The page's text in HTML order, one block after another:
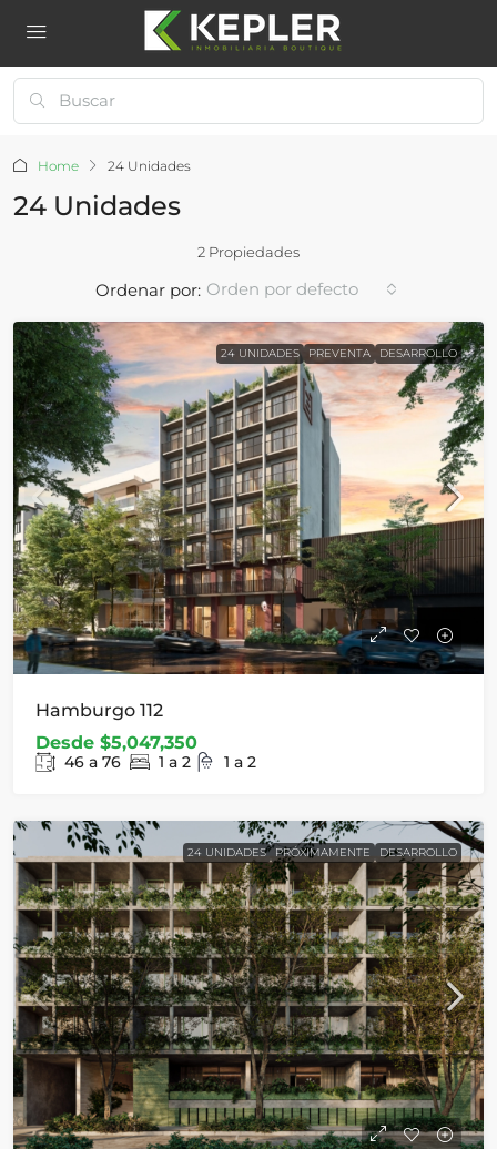
Home 24 Unidades
24 Unidades
2 Propiedades
Ordenar por: Orden por defecto
24 UNIDADES PREVENTA DESARROLLO
Hamburgo 112
Desde $5,047,350
46 a 76 1 a 2 1 a 2
24 UNIDADES PRÓXIMAMENTE DESARROLLO